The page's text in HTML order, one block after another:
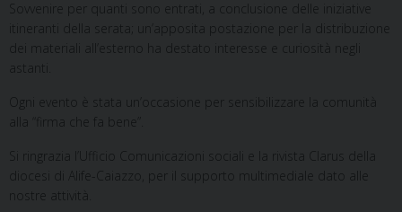
Sovvenire per quanti sono entrati, a conclusione delle iniziative
itineranti della serata; un’apposita postazione per la distribuzione
dei materiali all’esterno ha destato interesse e curiosità negli
astanti.
Ogni evento è stata un’occasione per sensibilizzare la comunità
alla “firma che fa bene”.
Si ringrazia l’Ufficio Comunicazioni sociali e la rivista Clarus della
diocesi di Alife-Caiazzo, per il supporto multimediale dato alle
nostre attività.